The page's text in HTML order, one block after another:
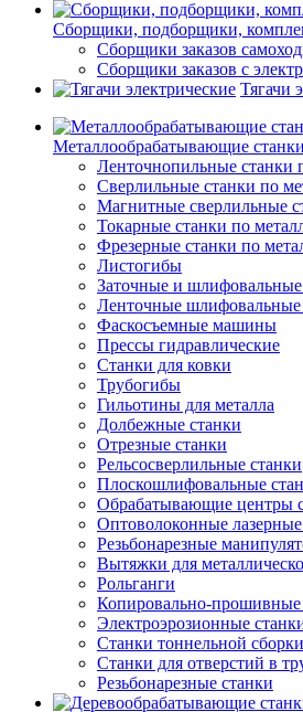
Сборщики, подборщики,
Сборщики заказов
Сборщики заказов с
Тягачи
Металлообрабатывающие станки
Ленточнопильные станки
Сверлильные станки по
Магнитные сверлильные
Токарные станки по
Фрезерные станки по
Листогибы
Заточные и шлифовальные
Ленточные шлифовальные
Фаскосъемные машины
Прессы гидравлические
Станки для ковки
Трубогибы
Гильотины для металла
Долбежные станки
Отрезные станки
Рельсосверлильные станки
Плоскошлифовальные
Обрабатывающие центры
Оптоволоконные лазерные
Резьбонарезные
Вытяжки для
Рольганги
Копировально-прошивные
Электроэрозионные
Станки тоннельной сборки
Станки для отверстий в
Резьбонарезные станки